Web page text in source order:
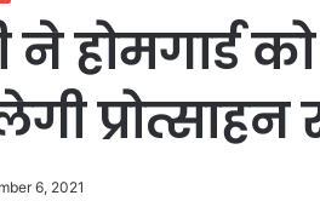
होमगार्ड को
प्रोत्साहन
6, 2021